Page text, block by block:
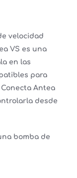
velocidad
VS es una
en las
para
Antea
desde
bomba de